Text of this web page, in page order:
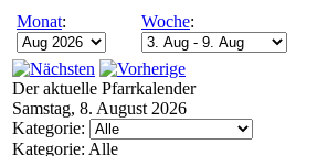
Monat: Woche:
Der aktuelle Pfarrkalender
Samstag, 8. August 2026
Kategorie:
Kategorie: Alle